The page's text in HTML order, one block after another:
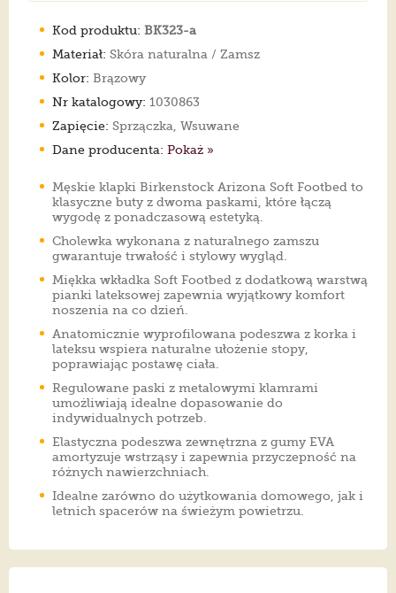
Kod produktu: BK323-a
Materiał: Skóra naturalna / Zamsz
Kolor: Brązowy
Nr katalogowy: 1030863
Zapięcie: Sprzączka, Wsuwane
Dane producenta: Pokaż »
Męskie klapki Birkenstock Arizona Soft Footbed to
klasyczne buty z dwoma paskami, które łączą
wygodę z ponadczasową estetyką.
Cholewka wykonana z naturalnego zamszu
gwarantuje trwałość i stylowy wygląd.
Miękka wkładka Soft Footbed z dodatkową warstwą
pianki lateksowej zapewnia wyjątkowy komfort
noszenia na co dzień.
Anatomicznie wyprofilowana podeszwa z korka i
lateksu wspiera naturalne ułożenie stopy,
poprawiając postawę ciała.
Regulowane paski z metalowymi klamrami
umożliwiają idealne dopasowanie do
indywidualnych potrzeb.
Elastyczna podeszwa zewnętrzna z gumy EVA
amortyzuje wstrząsy i zapewnia przyczepność na
różnych nawierzchniach.
Idealne zarówno do użytkowania domowego, jak i
letnich spacerów na świeżym powietrzu.